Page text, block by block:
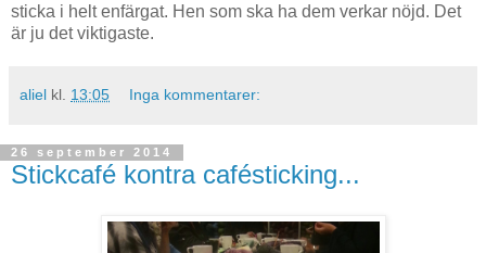
sticka i helt enfärgat. Hen som ska ha dem verkar nöjd. Det
är ju det viktigaste.
aliel kl. 13:05 Inga kommentarer:
26 september 2014
Stickcafé kontra cafésticking...